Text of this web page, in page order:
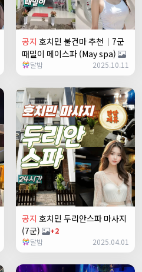
공지 호치민 불건마 추천｜7군
때밀이 메이스파 (May spa)
달밤 2025.10.11
공지 호치민 두리안스파 마사지
(7군)
+2
달밤
2025.04.01